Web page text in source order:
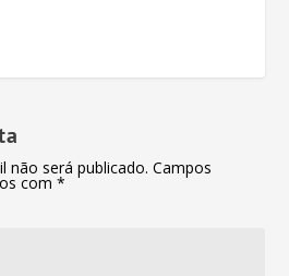
não será publicado. Campos
com*